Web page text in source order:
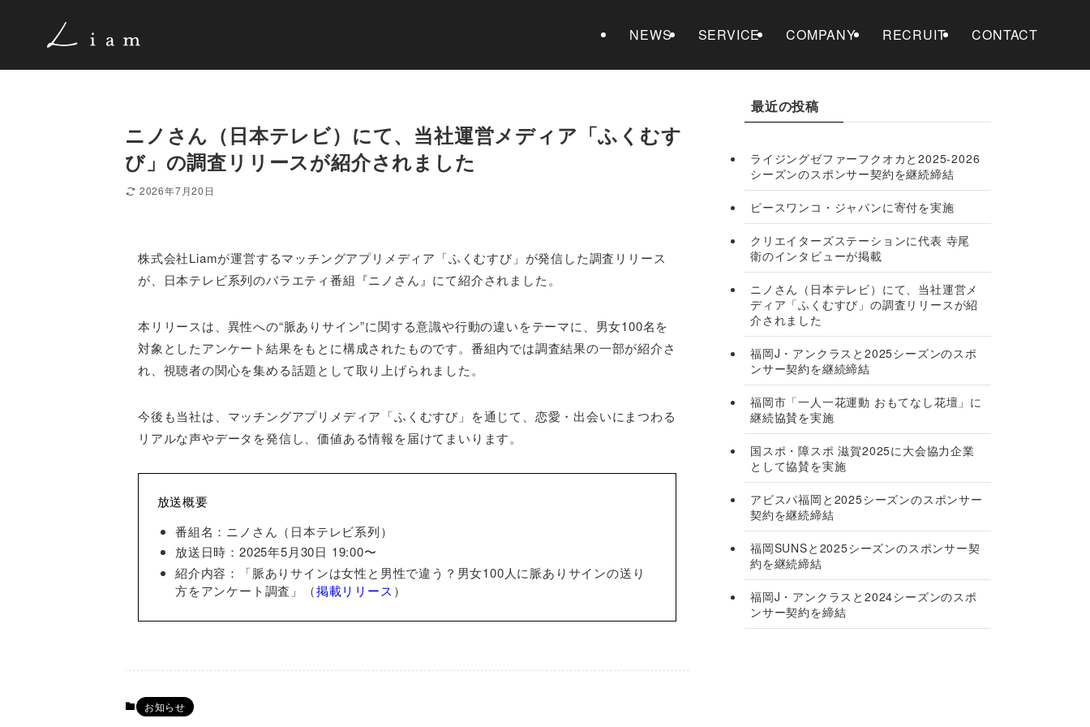
NEWS SERVICE COMPANY RECRUIT CONTACT
ニノさん（日本テレビ）にて、当社運営メディア「ふくむす
び」の調査リリースが紹介されました
2026年7月20日
株式会社Liamが運営するマッチングアプリメディア「ふくむすび」が発信した調査リリース
が、日本テレビ系列のバラエティ番組『ニノさん』にて紹介されました。
本リリースは、異性への“脈ありサイン”に関する意識や行動の違いをテーマに、男女100名を
対象としたアンケート結果をもとに構成されたものです。番組内では調査結果の一部が紹介さ
れ、視聴者の関心を集める話題として取り上げられました。
今後も当社は、マッチングアプリメディア「ふくむすび」を通じて、恋愛・出会いにまつわる
リアルな声やデータを発信し、価値ある情報を届けてまいります。
放送概要
番組名：ニノさん（日本テレビ系列）
放送日時：2025年5月30日 19:00〜
紹介内容：「脈ありサインは女性と男性で違う？男女100人に脈ありサインの送り
方をアンケート調査」（掲載リリース ）
お知らせ
最近の投稿
ライジングゼファーフクオカと2025-2026
シーズンのスポンサー契約を継続締結
ピースワンコ・ジャパンに寄付を実施
クリエイターズステーションに代表 寺尾
衛のインタビューが掲載
ニノさん（日本テレビ）にて、当社運営メ
ディア「ふくむすび」の調査リリースが紹
介されました
福岡J・アンクラスと2025シーズンのスポ
ンサー契約を継続締結
福岡市「一人一花運動 おもてなし花壇」に
継続協賛を実施
国スポ・障スポ 滋賀2025に大会協力企業
として協賛を実施
アビスパ福岡と2025シーズンのスポンサー
契約を継続締結
福岡SUNSと2025シーズンのスポンサー契
約を継続締結
福岡J・アンクラスと2024シーズンのスポ
ンサー契約を締結